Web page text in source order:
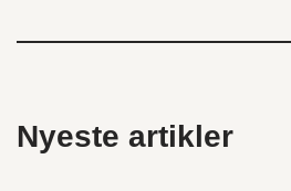
Nyeste artikler